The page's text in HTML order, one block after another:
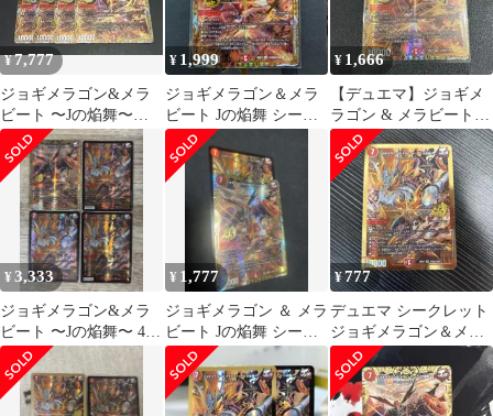
¥7,777
ジョギメラゴン&メラ
ビート 〜Jの焔舞〜 4
枚 シークレット
¥ 1,999
ジョギメラゴン＆メラ
ビート Jの焔舞 シーク
レット シク
¥ 1,666
【デュエマ】ジョギメ
ラゴン & メラビート
〜Jの焔舞〜 シークレ
ット
¥3,333
ジョギメラゴン&メラ
ビート 〜Jの焔舞〜 4枚
セット 内シークレッ
ト1枚
¥ 1,777
ジョギメラゴン ＆ メラ
ビート Jの焔舞 シーク
レット 通常版 セット
¥777
デュエマ シークレット
ジョギメラゴン＆メラ
ビート 〜Jの焔舞〜
金枠